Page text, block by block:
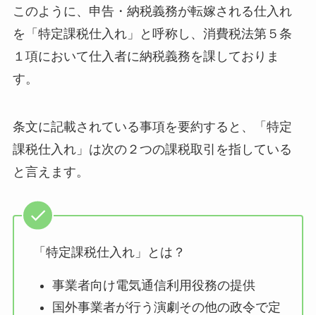
このように、申告・納税義務が転嫁される仕入れ
を「特定課税仕入れ」と呼称し、消費税法第５条
１項において仕入者に納税義務を課しておりま
す。
条文に記載されている事項を要約すると、「特定
課税仕入れ」は次の２つの課税取引を指している
と言えます。
「特定課税仕入れ」とは？
事業者向け電気通信利用役務の提供
国外事業者が行う演劇その他の政令で定